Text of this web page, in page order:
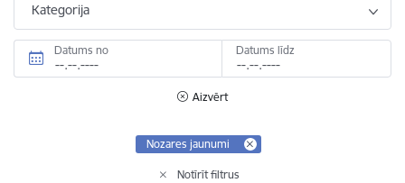
Kategorija
Datums no Datums līdz
Aizvērt
Nozares jaunumi
Notīrīt filtrus